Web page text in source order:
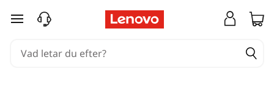
hoppa vidare till huvudinnehållet